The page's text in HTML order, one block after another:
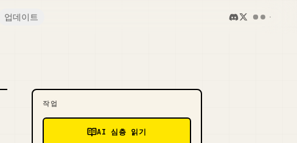
업데이트
작업
AI 심층 읽기